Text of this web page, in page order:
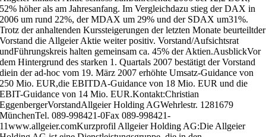
52% höher als am Jahresanfang. Im Vergleichdazu stieg der DAX in
2006 um rund 22%, der MDAX um 29% und der SDAX um31%.
Trotz der anhaltenden Kurssteigerungen der letzten Monate beurteiltder
Vorstand die Allgeier Aktie weiter positiv. Vorstand/Aufsichtsrat
undFührungskreis halten gemeinsam ca. 45% der Aktien.AusblickVor
dem Hintergrund des starken 1. Quartals 2007 bestätigt der Vorstand
diein der ad-hoc vom 19. März 2007 erhöhte Umsatz-Guidance von
250 Mio. EUR,die EBITDA-Guidance von 18 Mio. EUR und die
EBIT-Guidance von 14 Mio. EUR.Kontakt:Christian
EggenbergerVorstandAllgeier Holding AGWehrlestr. 1281679
MünchenTel. 089-998421-0Fax 089-998421-
11www.allgeier.comKurzprofil Allgeier Holding AG:Die Allgeier